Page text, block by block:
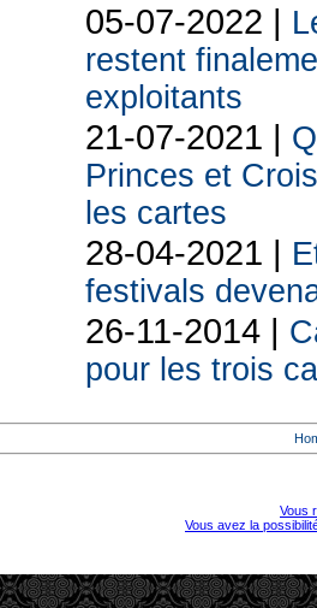
05-07-2022 |
restent
exploitants
21-07-2021 |
Princes et
les cartes
28-04-2021 |
festivals
26-11-2014 |
pour les trois
Vous
Vous avez la